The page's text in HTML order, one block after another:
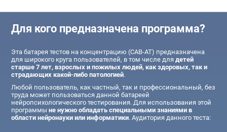
Для кого предназначена программа?
Эта батарея тестов на концентрацию (CAB-AT) предназначена
для широкого круга пользователей, в том числе длядетей
старше 7 лет, взрослых и пожилых людей, как здоровых, так и
страдающих какой-либо патологией.
Любой пользователь, как частный, так и профессиональный, без
труда может пользоваться данной батареей
нейропсихологического тестирования. Для использования этой
программыне нужно обладать специальными знаниями в
области нейронауки или информатики. Аудитория данного теста: